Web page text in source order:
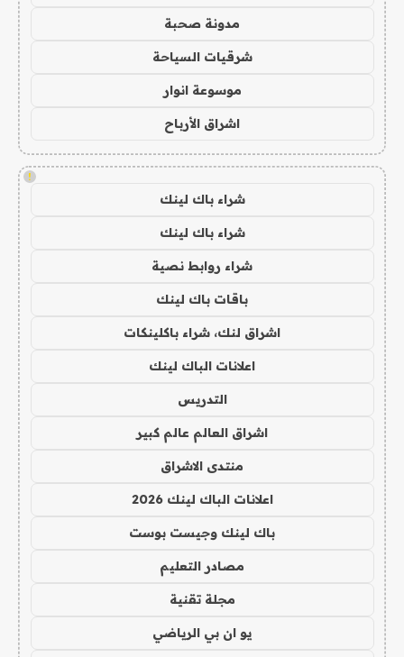
مدونة صحبة
شرقيات السياحة
موسوعة انوار
اشراق الأرباح
!
شراء باك لينك
شراء باك لينك
شراء روابط نصية
باقات باك لينك
اشراق لنك، شراء باكلينكات
اعلانات الباك لينك
التدريس
اشراق العالم عالم كبير
منتدى الاشراق
اعلانات الباك لينك 2026
باك لينك وجيست بوست
مصادر التعليم
مجلة تقنية
يو ان بي الرياضي